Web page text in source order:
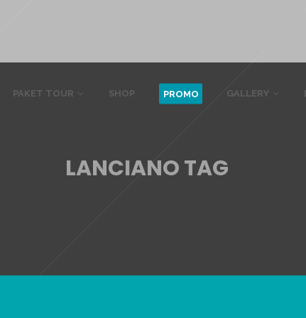
PAKET TOUR SHOP PROMO GALLERY
LANCIANO TAG